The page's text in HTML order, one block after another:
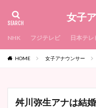
女子
NHK フジテレビ 日本テレ
HOME 女子アナウンサー
舛川弥生アナは結